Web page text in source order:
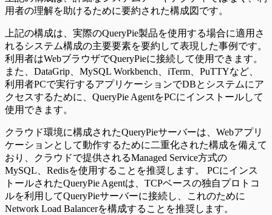
用者の理解を助けるために要約された構成図です。
上記の構成は、実際のQueryPie製品を使用する場合に適用さ
れるシステム構成の主要要素を要約して表現した事例です。
利用者はWebブラウザでQueryPieに接続して使用できます。
また、DataGrip、MySQL Workbench、iTerm、PuTTYなど、
利用者PCで実行するアプリケーションでDBとシステムにア
クセスするために、QueryPie AgentをPCにインストールして
使用できます。
クラウド環境に構成されたQueryPieサーバーは、Webアプリ
ケーションとして動作するために二重化された構成を備えて
おり、クラウドで提供されるManaged Service方式の
MySQL、Redisを使用することを推奨します。 PCにインス
トールされたQueryPie Agentは、TCPベースの独自プロトコ
ルを利用してQueryPieサーバーに接続し、これのために
Network Load Balancerを構成することを推奨します。